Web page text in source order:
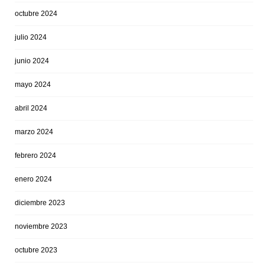
octubre 2024
julio 2024
junio 2024
mayo 2024
abril 2024
marzo 2024
febrero 2024
enero 2024
diciembre 2023
noviembre 2023
octubre 2023